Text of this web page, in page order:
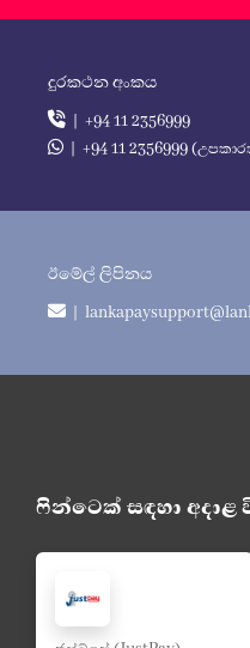
දුරකථන අංකය
| +94 11 2356999
| +94 11 2356999
ඊමේල් ලිපිනය
|
ෆින්ටෙක් සඳහා